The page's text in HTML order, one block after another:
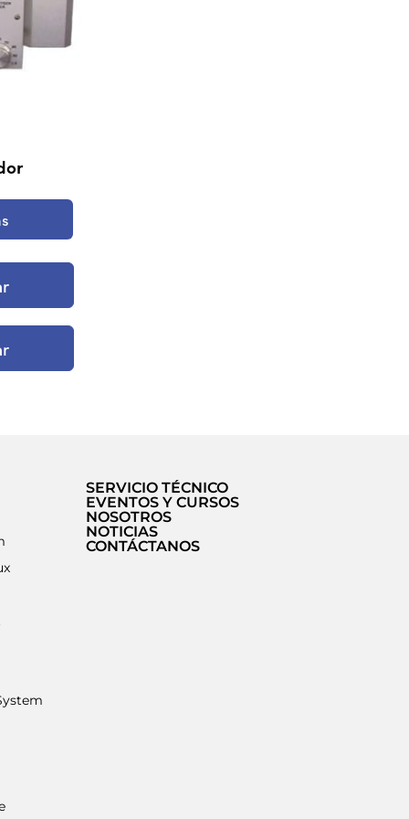
SERVICIO TÉCNICO
EVENTOS Y CURSOS
NOSOTROS
NOTICIAS
CONTÁCTANOS